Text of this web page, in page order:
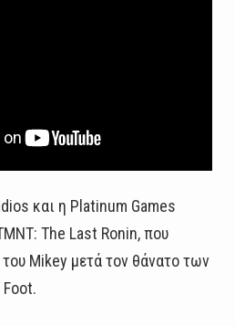
και η Platinum Games
The Last Ronin, που
του Mikey μετά τον θάνατο των